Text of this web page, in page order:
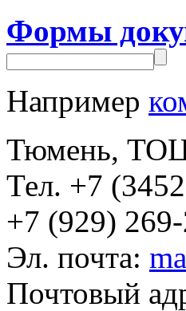
Формы
Например
Тюмень, ТОЦ
Тел. +7
+7 (929)
Эл. почта:
Почтовый